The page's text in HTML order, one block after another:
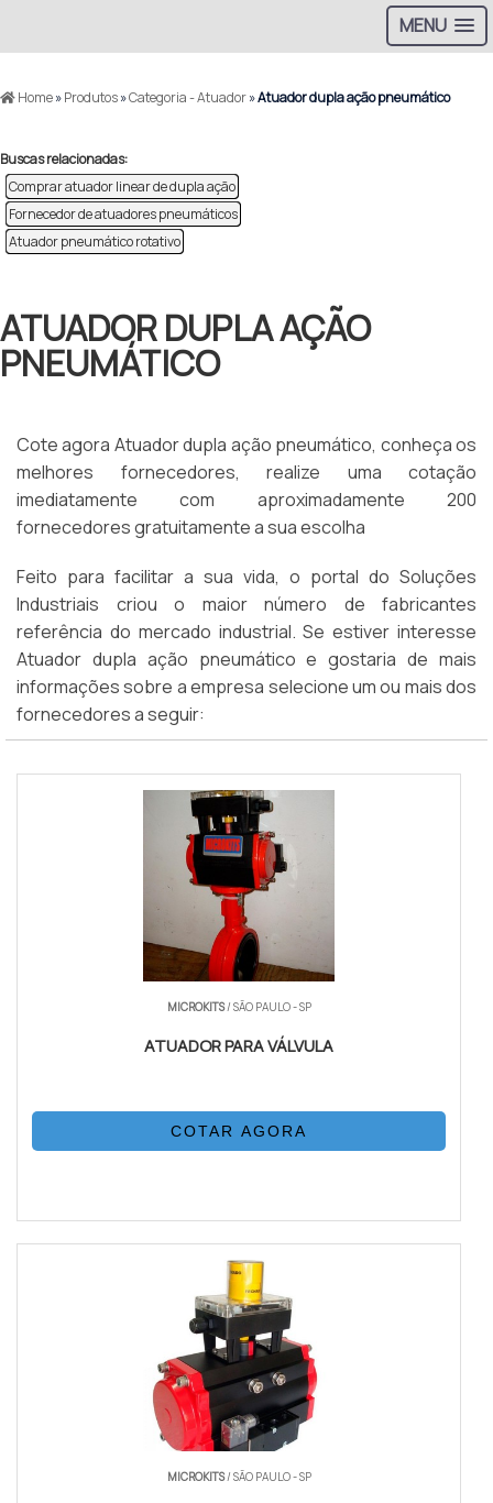
MENU
Home»Produtos»Categoria - Atuador»Atuador dupla ação pneumático
Buscas relacionadas:
Comprar atuador linear de dupla ação
Fornecedor de atuadores pneumáticos
Atuador pneumático rotativo
ATUADOR DUPLA AÇÃO
PNEUMÁTICO
Cote agora Atuador dupla ação pneumático, conheça os
melhores fornecedores, realize uma cotação
imediatamente com aproximadamente 200
fornecedores gratuitamente a sua escolha
Feito para facilitar a sua vida, o portal do Soluções
Industriais criou o maior número de fabricantes
referência do mercado industrial. Se estiver interesse
Atuador dupla ação pneumático e gostaria de mais
informações sobre a empresa selecione um ou mais dos
fornecedores a seguir:
MICROKITS/ SÃO PAULO - SP
ATUADOR PARA VÁLVULA
COTAR AGORA
MICROKITS/ SÃO PAULO - SP